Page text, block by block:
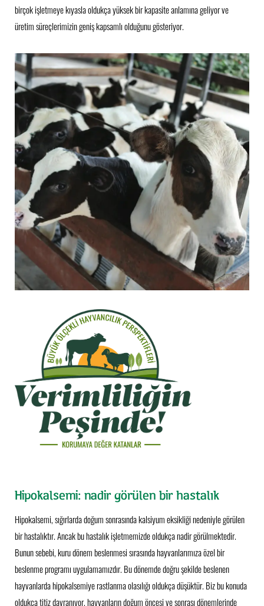
birçok işletmeye kıyasla oldukça yüksek bir kapasite anlamına geliyor ve
üretim süreçlerimizin geniş kapsamlı olduğunu gösteriyor.
Hipokalsemi: nadir görülen bir hastalık
Hipokalsemi, sığırlarda doğum sonrasında kalsiyum eksikliği nedeniyle görülen
bir hastalıktır. Ancak bu hastalık işletmemizde oldukça nadir görülmektedir.
Bunun sebebi, kuru dönem beslenmesi sırasında hayvanlarımıza özel bir
beslenme programı uygulamamızdır. Bu dönemde doğru şekilde beslenen
hayvanlarda hipokalsemiye rastlanma olasılığı oldukça düşüktür. Biz bu konuda
oldukça titiz davranıyor, hayvanların doğum öncesi ve sonrası dönemlerinde